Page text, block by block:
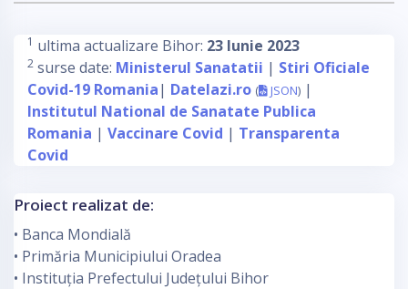
1 ultima actualizare Bihor: 23 Iunie 2023
2 surse date: Ministerul Sanatatii | Stiri Oficiale
Covid-19 Romania| Datelazi.ro ( JSON) |
Institutul National de Sanatate Publica
Romania | Vaccinare Covid | Transparenta
Covid
Proiect realizat de:
• Banca Mondială
• Primăria Municipiului Oradea
• Instituția Prefectului Județului Bihor